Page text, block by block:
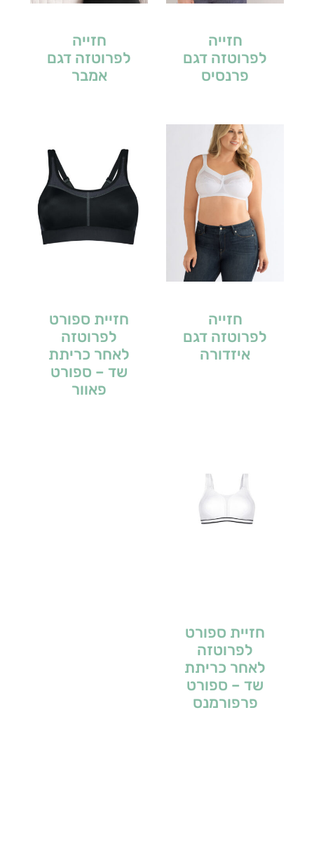
חזייה
לפרוטזה דגם
פרנסיס
חזייה
לפרוטזה דגם
אמבר
חזייה
לפרוטזה דגם
איזדורה
חזיית ספורט
לפרוטזה
לאחר כריתת
שד – ספורט
פאוור
חזיית ספורט
לפרוטזה
לאחר כריתת
שד – ספורט
פרפורמנס